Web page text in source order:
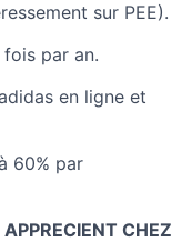
sur PEE).
par an.
en ligne et
60% par
CHEZ